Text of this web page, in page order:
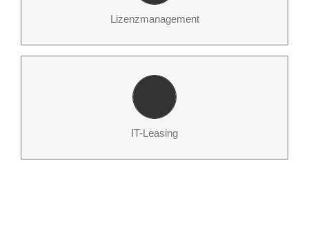
Lizenzmanagement
IT-Leasing
Erweiterter finanzieller Handlungsspielraum